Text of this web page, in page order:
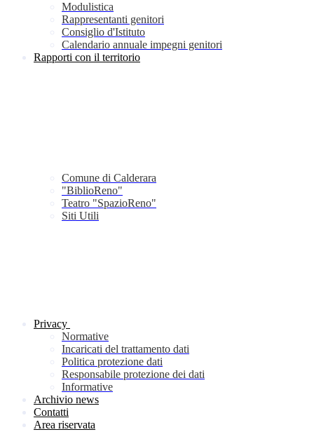
Modulistica
Rappresentanti genitori
Consiglio d'Istituto
Calendario annuale impegni genitori
Rapporti con il territorio
Comune di Calderara
"BiblioReno"
Teatro "SpazioReno"
Siti Utili
Privacy
Normative
Incaricati del trattamento dati
Politica protezione dati
Responsabile protezione dei dati
Informative
Archivio news
Contatti
Area riservata